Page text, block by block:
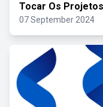
Tocar Os Projetos
07 September 2024